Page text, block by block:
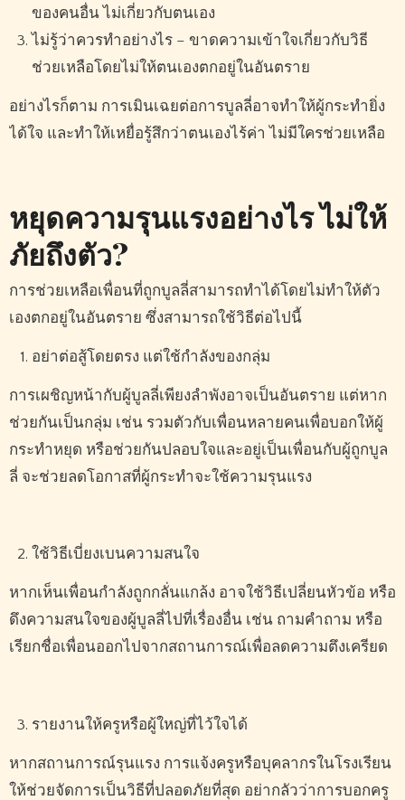
ของคนอื่น ไม่เกี่ยวกับตนเอง
ไม่รู้ว่าควรทำอย่างไร – ขาดความเข้าใจเกี่ยวกับวิธี
ช่วยเหลือโดยไม่ให้ตนเองตกอยู่ในอันตราย
อย่างไรก็ตาม การเมินเฉยต่อการบูลลี่อาจทำให้ผู้กระทำยิ่ง
ได้ใจ และทำให้เหยื่อรู้สึกว่าตนเองไร้ค่า ไม่มีใครช่วยเหลือ
หยุดความรุนแรงอย่างไร ไม่ให้
ภัยถึงตัว?
การช่วยเหลือเพื่อนที่ถูกบูลลี่สามารถทำได้โดยไม่ทำให้ตัว
เองตกอยู่ในอันตราย ซึ่งสามารถใช้วิธีต่อไปนี้
อย่าต่อสู้โดยตรง แต่ใช้กำลังของกลุ่ม
การเผชิญหน้ากับผู้บูลลี่เพียงลำพังอาจเป็นอันตราย แต่หาก
ช่วยกันเป็นกลุ่ม เช่น รวมตัวกับเพื่อนหลายคนเพื่อบอกให้ผู้
กระทำหยุด หรือช่วยกันปลอบใจและอยู่เป็นเพื่อนกับผู้ถูกบูล
ลี่ จะช่วยลดโอกาสที่ผู้กระทำจะใช้ความรุนแรง
ใช้วิธีเบี่ยงเบนความสนใจ
หากเห็นเพื่อนกำลังถูกกลั่นแกล้ง อาจใช้วิธีเปลี่ยนหัวข้อ หรือ
ดึงความสนใจของผู้บูลลี่ไปที่เรื่องอื่น เช่น ถามคำถาม หรือ
เรียกชื่อเพื่อนออกไปจากสถานการณ์เพื่อลดความตึงเครียด
รายงานให้ครูหรือผู้ใหญ่ที่ไว้ใจได้
หากสถานการณ์รุนแรง การแจ้งครูหรือบุคลากรในโรงเรียน
ให้ช่วยจัดการเป็นวิธีที่ปลอดภัยที่สุด อย่ากลัวว่าการบอกครู